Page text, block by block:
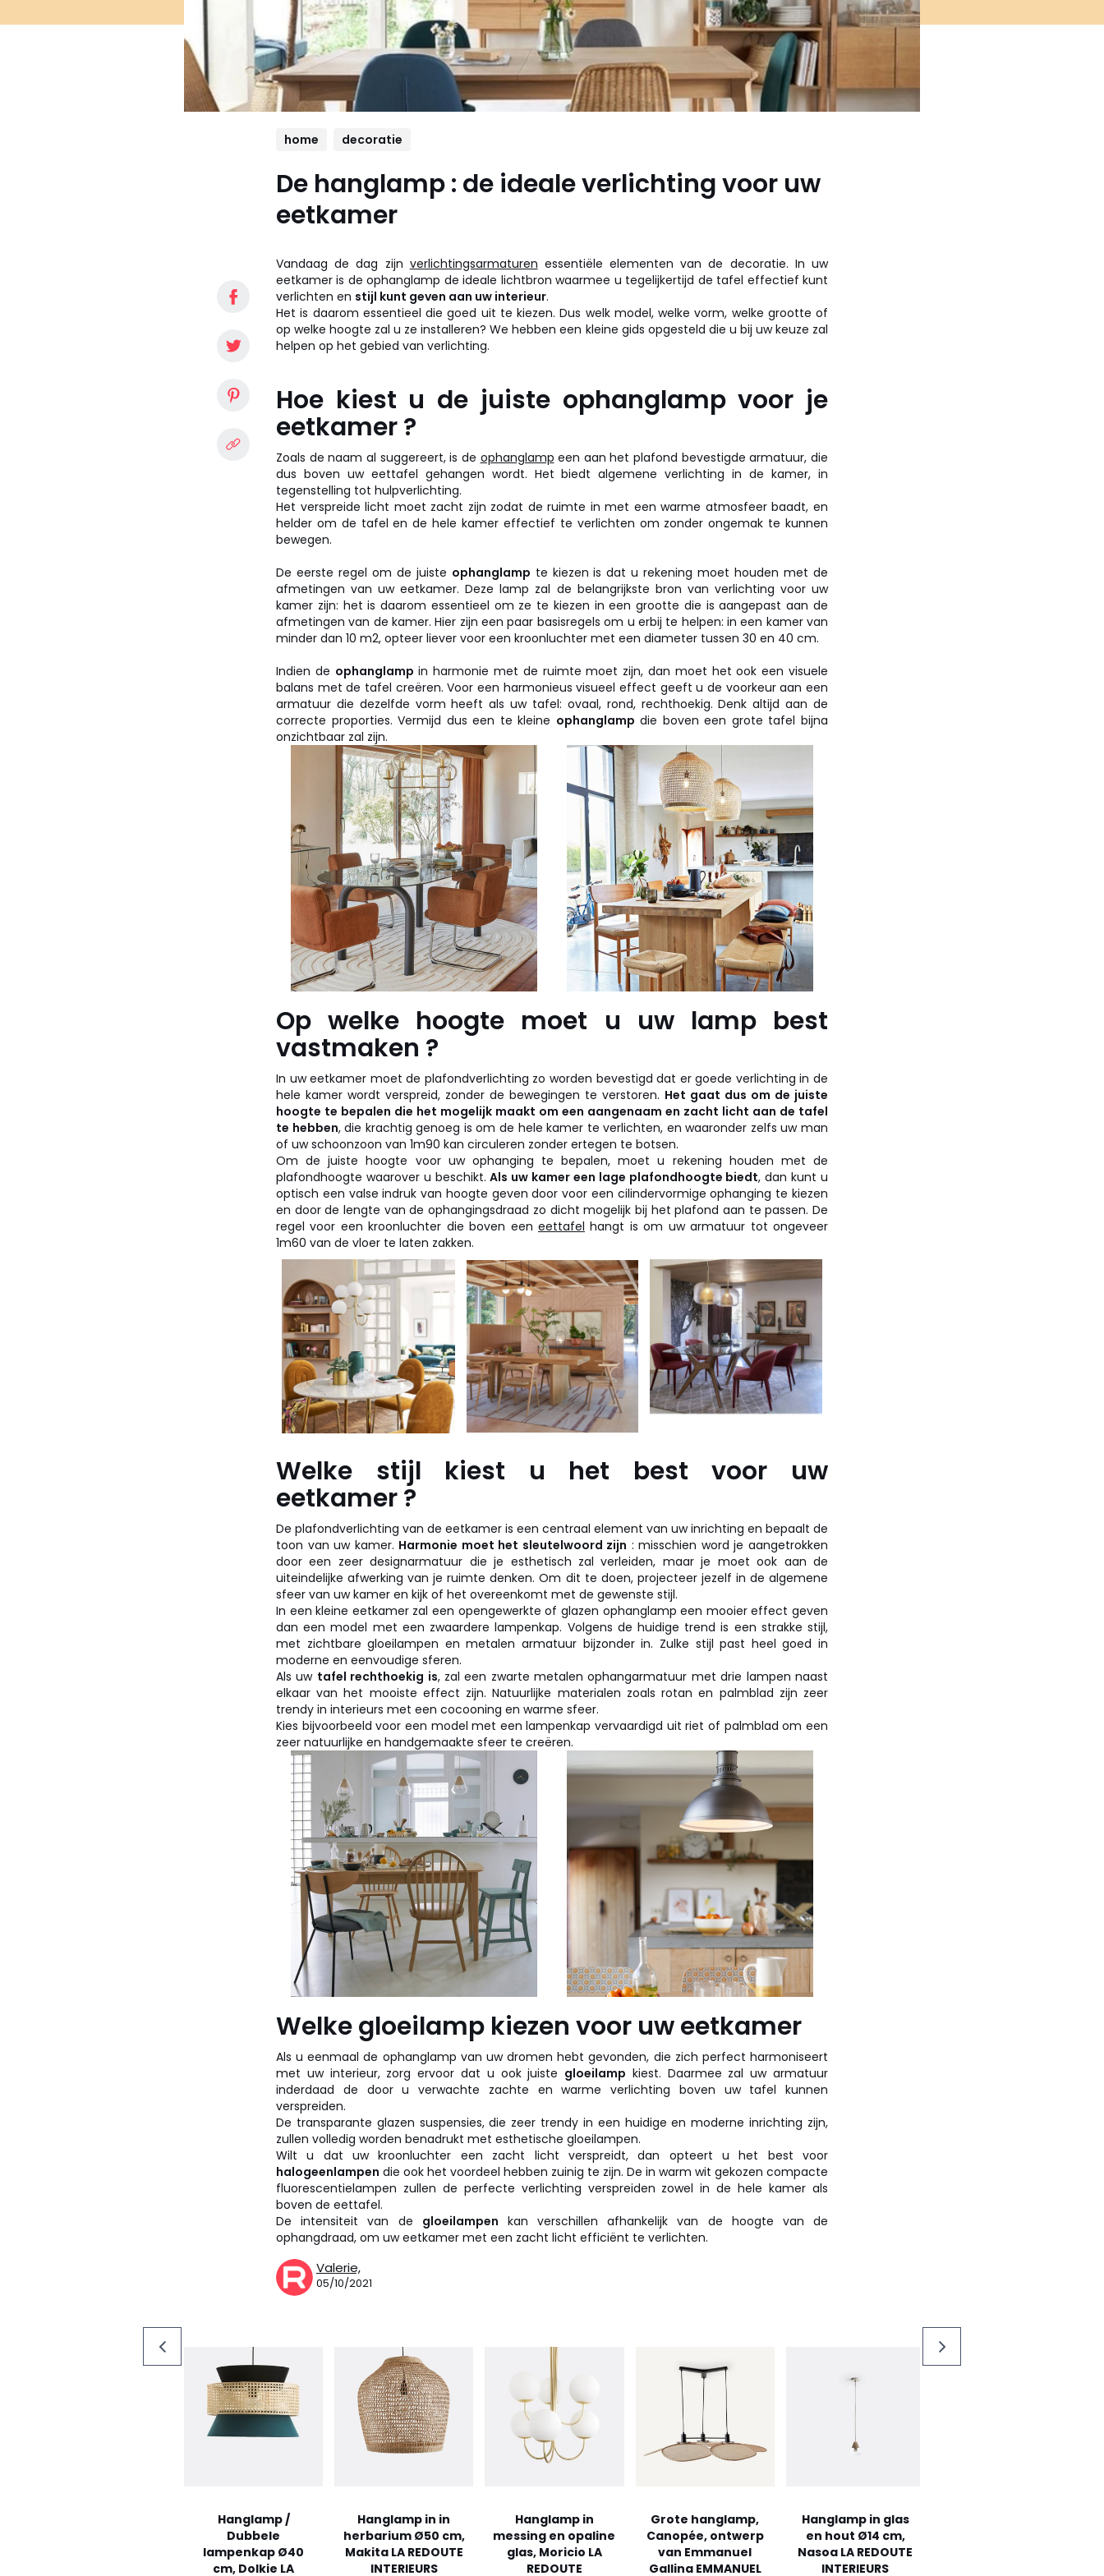
home decoratie
De hanglamp : de ideale verlichting voor uw
eetkamer
Vandaag de dag zijn verlichtingsarmaturen essentiële elementen van de decoratie. In uw
eetkamer is de ophanglamp de ideale lichtbron waarmee u tegelijkertijd de tafel effectief kunt
verlichten en stijl kunt geven aan uw interieur.
Het is daarom essentieel die goed uit te kiezen. Dus welk model, welke vorm, welke grootte of
op welke hoogte zal u ze installeren? We hebben een kleine gids opgesteld die u bij uw keuze zal
helpen op het gebied van verlichting.
Hoe kiest u de juiste ophanglamp voor je
eetkamer ?
Zoals de naam al suggereert, is de ophanglamp een aan het plafond bevestigde armatuur, die
dus boven uw eettafel gehangen wordt. Het biedt algemene verlichting in de kamer, in
tegenstelling tot hulpverlichting.
Het verspreide licht moet zacht zijn zodat de ruimte in met een warme atmosfeer baadt, en
helder om de tafel en de hele kamer effectief te verlichten om zonder ongemak te kunnen
bewegen.
De eerste regel om de juiste ophanglamp te kiezen is dat u rekening moet houden met de
afmetingen van uw eetkamer. Deze lamp zal de belangrijkste bron van verlichting voor uw
kamer zijn: het is daarom essentieel om ze te kiezen in een grootte die is aangepast aan de
afmetingen van de kamer. Hier zijn een paar basisregels om u erbij te helpen: in een kamer van
minder dan 10 m2, opteer liever voor een kroonluchter met een diameter tussen 30 en 40 cm.
Indien de ophanglamp in harmonie met de ruimte moet zijn, dan moet het ook een visuele
balans met de tafel creëren. Voor een harmonieus visueel effect geeft u de voorkeur aan een
armatuur die dezelfde vorm heeft als uw tafel: ovaal, rond, rechthoekig. Denk altijd aan de
correcte proporties. Vermijd dus een te kleine ophanglamp die boven een grote tafel bijna
onzichtbaar zal zijn.
Op welke hoogte moet u uw lamp best
vastmaken ?
In uw eetkamer moet de plafondverlichting zo worden bevestigd dat er goede verlichting in de
hele kamer wordt verspreid, zonder de bewegingen te verstoren. Het gaat dus om de juiste
hoogte te bepalen die het mogelijk maakt om een aangenaam en zacht licht aan de tafel
te hebben, die krachtig genoeg is om de hele kamer te verlichten, en waaronder zelfs uw man
of uw schoonzoon van 1m90 kan circuleren zonder ertegen te botsen.
Om de juiste hoogte voor uw ophanging te bepalen, moet u rekening houden met de
plafondhoogte waarover u beschikt.Als uw kamer een lage plafondhoogte biedt, dan kunt u
optisch een valse indruk van hoogte geven door voor een cilindervormige ophanging te kiezen
en door de lengte van de ophangingsdraad zo dicht mogelijk bij het plafond aan te passen. De
regel voor een kroonluchter die boven een eettafel hangt is om uw armatuur tot ongeveer
1m60 van de vloer te laten zakken.
Welke stijl kiest u het best voor uw
eetkamer ?
De plafondverlichting van de eetkamer is een centraal element van uw inrichting en bepaalt de
toon van uw kamer. Harmonie moet het sleutelwoord zijn : misschien word je aangetrokken
door een zeer designarmatuur die je esthetisch zal verleiden, maar je moet ook aan de
uiteindelijke afwerking van je ruimte denken. Om dit te doen, projecteer jezelf in de algemene
sfeer van uw kamer en kijk of het overeenkomt met de gewenste stijl.
In een kleine eetkamer zal een opengewerkte of glazen ophanglamp een mooier effect geven
dan een model met een zwaardere lampenkap. Volgens de huidige trend is een strakke stijl,
met zichtbare gloeilampen en metalen armatuur bijzonder in. Zulke stijl past heel goed in
moderne en eenvoudige sferen.
Als uw tafel rechthoekig is, zal een zwarte metalen ophangarmatuur met drie lampen naast
elkaar van het mooiste effect zijn. Natuurlijke materialen zoals rotan en palmblad zijn zeer
trendy in interieurs met een cocooning en warme sfeer.
Kies bijvoorbeeld voor een model met een lampenkap vervaardigd uit riet of palmblad om een
zeer natuurlijke en handgemaakte sfeer te creëren.
Welke gloeilamp kiezen voor uw eetkamer
Als u eenmaal de ophanglamp van uw dromen hebt gevonden, die zich perfect harmoniseert
met uw interieur, zorg ervoor dat u ook juiste gloeilamp kiest. Daarmee zal uw armatuur
inderdaad de door u verwachte zachte en warme verlichting boven uw tafel kunnen
verspreiden.
De transparante glazen suspensies, die zeer trendy in een huidige en moderne inrichting zijn,
zullen volledig worden benadrukt met esthetische gloeilampen.
Wilt u dat uw kroonluchter een zacht licht verspreidt, dan opteert u het best voor
halogeenlampen die ook het voordeel hebben zuinig te zijn. De in warm wit gekozen compacte
fluorescentielampen zullen de perfecte verlichting verspreiden zowel in de hele kamer als
boven de eettafel.
De intensiteit van de gloeilampen kan verschillen afhankelijk van de hoogte van de
ophangdraad, om uw eetkamer met een zacht licht efficiënt te verlichten.
Valerie,
05/10/2021
Hanglamp /
Dubbele
lampenkap Ø40
cm, Dolkie LA
Hanglamp in in
herbarium Ø50 cm,
Makita LA REDOUTE
INTERIEURS
Hanglamp in
messing en opaline
glas, Moricio LA
REDOUTE
Grote hanglamp,
Canopée, ontwerp
van Emmanuel
Gallina EMMANUEL
Hanglamp in glas
en hout Ø14 cm,
Nasoa LA REDOUTE
INTERIEURS